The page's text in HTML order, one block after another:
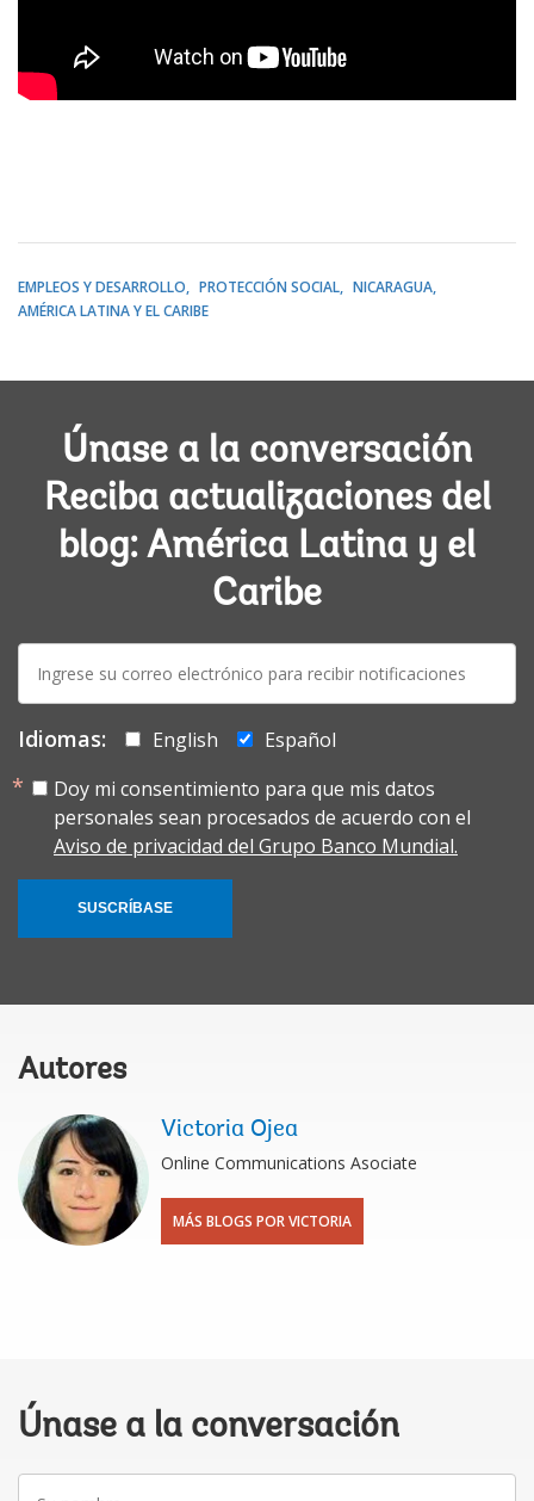
EMPLEOS Y DESARROLLO PROTECCIÓN SOCIAL
NICARAGUA
AMÉRICA LATINA Y EL CARIBE
Únase a la conversación
Reciba actualizaciones del
blog: América Latina y el
Caribe
E-
mail:
Idiomas: English
Español
Doy mi consentimiento para que mis datos
personales sean procesados de acuerdo con el
Aviso de privacidad del Grupo Banco Mundial.
SUSCRÍBASE
Autores
Victoria Ojea
Online Communications Asociate
MÁS BLOGS POR VICTORIA
Únase a la conversación
Su